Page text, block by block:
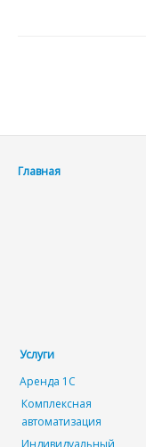
Главная
Услуги
Аренда 1С
Комплексная
автоматизация
Индивидуальный